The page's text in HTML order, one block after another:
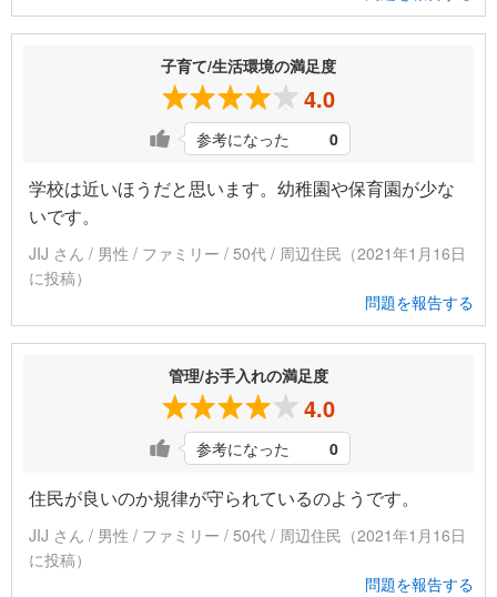
子育て/生活環境の満足度
4.0
参考になった 0
学校は近いほうだと思います。幼稚園や保育園が少な
いです。
JIJ さん / 男性 / ファミリー / 50代 / 周辺住民（2021年1月16日
に投稿）
問題を報告する
管理/お手入れの満足度
4.0
参考になった 0
住民が良いのか規律が守られているのようです。
JIJ さん / 男性 / ファミリー / 50代 / 周辺住民（2021年1月16日
に投稿）
問題を報告する